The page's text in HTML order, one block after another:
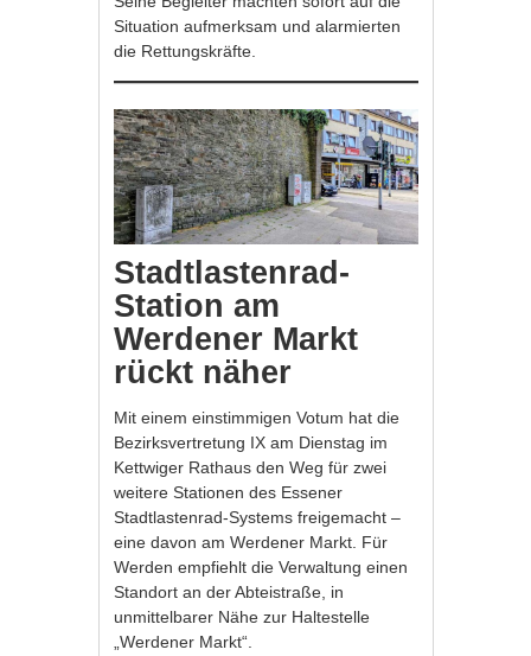
Situation aufmerksam und alarmierten
die Rettungskräfte.
Stadtlastenrad-
Station am
Werdener Markt
rückt näher
Mit einem einstimmigen Votum hat die
Bezirksvertretung IX am Dienstag im
Kettwiger Rathaus den Weg für zwei
weitere Stationen des Essener
Stadtlastenrad-Systems freigemacht –
eine davon am Werdener Markt. Für
Werden empfiehlt die Verwaltung einen
Standort an der Abteistraße, in
unmittelbarer Nähe zur Haltestelle
„Werdener Markt“.